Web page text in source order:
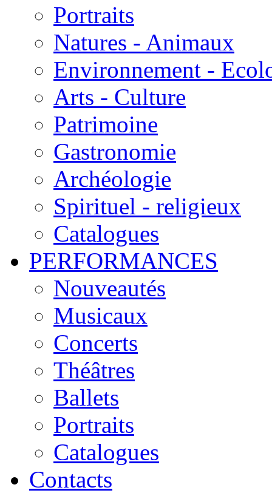
Portraits
Natures - Animaux
Environnement -
Arts - Culture
Patrimoine
Gastronomie
Archéologie
Spirituel - religieux
Catalogues
PERFORMANCES
Nouveautés
Musicaux
Concerts
Théâtres
Ballets
Portraits
Catalogues
Contacts